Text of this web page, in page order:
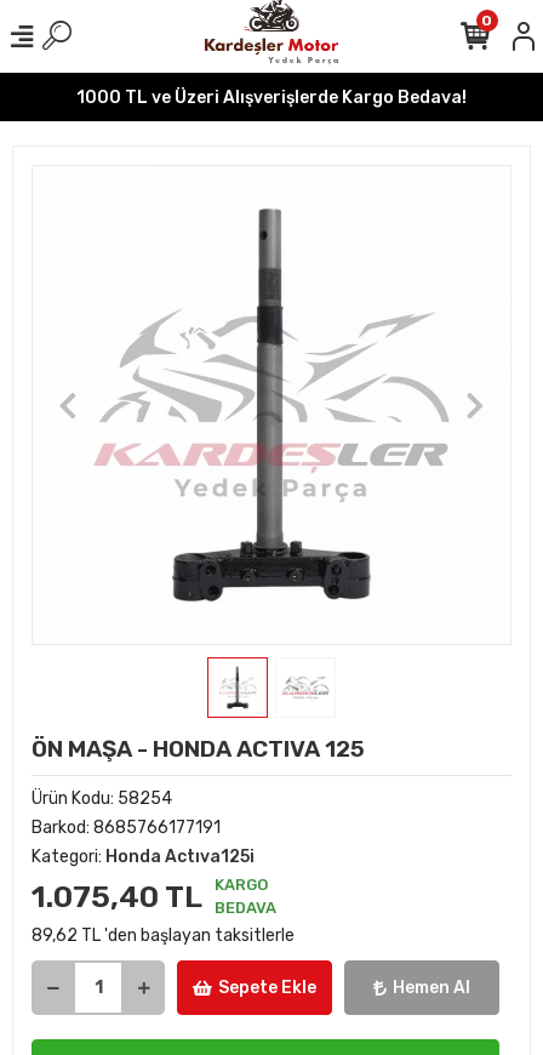
1000 TL ve Üzeri Alışverişlerde Kargo Bedava!
0
ÖN MAŞA - HONDA ACTIVA 125
Ürün Kodu: 58254
Barkod: 8685766177191
Kategori: Honda Actıva125i
1.075,40 TL
KARGO
BEDAVA
89,62 TL 'den başlayan taksitlerle
Sepete Ekle Hemen Al